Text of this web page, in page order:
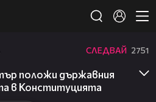
СЛЕДВАЙ 2751
положи държавния
в Конституцията